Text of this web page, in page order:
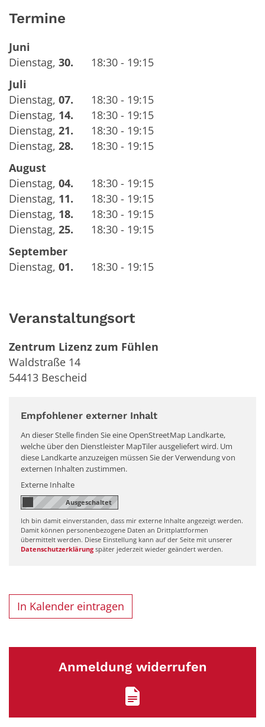
Termine
Juni
Dienstag, 30.
18:30 - 19:15
Juli
Dienstag, 07.
18:30 - 19:15
Dienstag, 14.
18:30 - 19:15
Dienstag, 21.
18:30 - 19:15
Dienstag, 28.
18:30 - 19:15
August
Dienstag, 04.
18:30 - 19:15
Dienstag, 11.
18:30 - 19:15
Dienstag, 18.
18:30 - 19:15
Dienstag, 25.
18:30 - 19:15
September
Dienstag, 01. 18:30 - 19:15
Veranstaltungsort
Zentrum Lizenz zum Fühlen
Waldstraße 14
54413 Bescheid
Empfohlener externer Inhalt
An dieser Stelle finden Sie eine OpenStreetMap Landkarte,
welche über den Dienstleister MapTiler ausgeliefert wird. Um
diese Landkarte anzuzeigen müssen Sie der Verwendung von
externen Inhalten zustimmen.
Externe Inhalte
Ich bin damit einverstanden, dass mir externe Inhalte angezeigt werden.
Damit können personenbezogene Daten an Drittplattformen
übermittelt werden. Diese Einstellung kann auf der Seite mit unserer
Datenschutzerklärung später jederzeit wieder geändert werden.
In Kalender eintragen
Anmeldung widerrufen